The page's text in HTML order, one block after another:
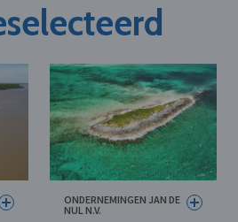
ONDERNEMINGEN JAN DE
NUL N.V.